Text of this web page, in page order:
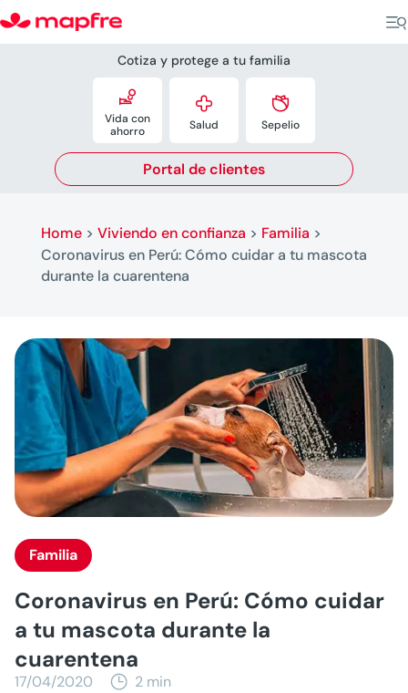
Cotiza y protege a tu familia

Vida con
ahorro

Salud

Sepelio
Portal de clientes
Home> Viviendo en confianza > Familia >
Coronavirus en Perú: Cómo cuidar a tu mascota
durante la cuarentena
Familia
Coronavirus en Perú: Cómo cuidar
a tu mascota durante la
cuarentena
17/04/2020 2 min